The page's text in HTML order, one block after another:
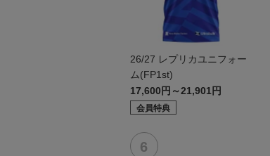
26/27 レプリカユニフォー
ム(FP1st)
17,600円～21,901円
会員特典